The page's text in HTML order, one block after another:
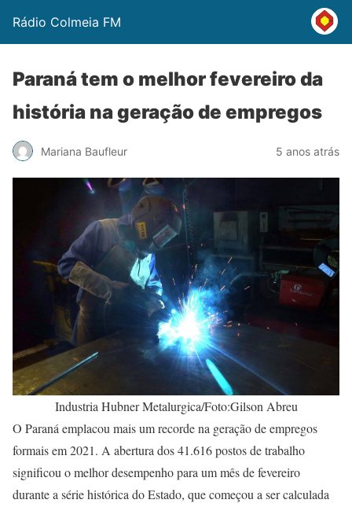
Rádio Colmeia FM
Paraná tem o melhor fevereiro da
história na geração de empregos
Mariana Baufleur 5 anos atrás
Industria Hubner Metalurgica/Foto:Gilson Abreu
O Paraná emplacou mais um recorde na geração de empregos
formais em 2021. A abertura dos 41.616 postos de trabalho
significou o melhor desempenho para um mês de fevereiro
durante a série histórica do Estado, que começou a ser calculada